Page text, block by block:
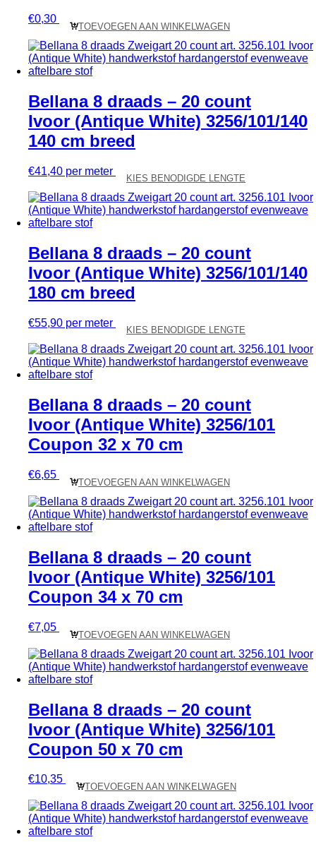
€0,30
TOEVOEGEN AAN WINKELWAGEN
Bellana 8 draads – 20 count
Ivoor (Antique White) 3256/101/140
140 cm breed
€41,40 per meter
KIES BENODIGDE LENGTE
Bellana 8 draads – 20 count
Ivoor (Antique White) 3256/101/140
180 cm breed
€55,90 per meter
KIES BENODIGDE LENGTE
Bellana 8 draads – 20 count
Ivoor (Antique White) 3256/101
Coupon 32 x 70 cm
€6,65
TOEVOEGEN AAN WINKELWAGEN
Bellana 8 draads – 20 count
Ivoor (Antique White) 3256/101
Coupon 34 x 70 cm
€7,05
TOEVOEGEN AAN WINKELWAGEN
Bellana 8 draads – 20 count
Ivoor (Antique White) 3256/101
Coupon 50 x 70 cm
€10,35
TOEVOEGEN AAN WINKELWAGEN